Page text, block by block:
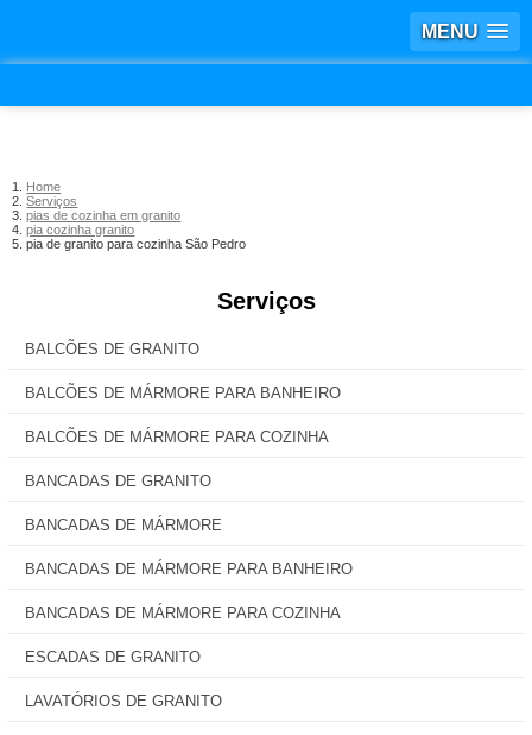
MENU
Home
Serviços
pias de cozinha em granito
pia cozinha granito
pia de granito para cozinha São Pedro
Serviços
BALCÕES DE GRANITO
BALCÕES DE MÁRMORE PARA BANHEIRO
BALCÕES DE MÁRMORE PARA COZINHA
BANCADAS DE GRANITO
BANCADAS DE MÁRMORE
BANCADAS DE MÁRMORE PARA BANHEIRO
BANCADAS DE MÁRMORE PARA COZINHA
ESCADAS DE GRANITO
LAVATÓRIOS DE GRANITO